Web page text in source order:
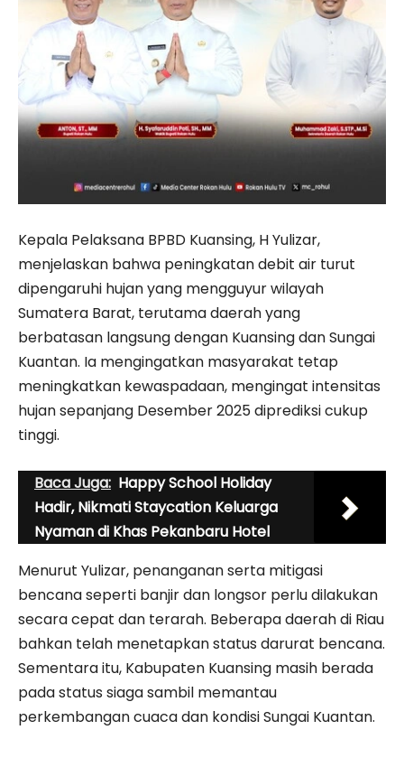
Kepala Pelaksana BPBD Kuansing, H Yulizar,
menjelaskan bahwa peningkatan debit air turut
dipengaruhi hujan yang mengguyur wilayah
Sumatera Barat, terutama daerah yang
berbatasan langsung dengan Kuansing dan Sungai
Kuantan. Ia mengingatkan masyarakat tetap
meningkatkan kewaspadaan, mengingat intensitas
hujan sepanjang Desember 2025 diprediksi cukup
tinggi.
Baca Juga: Happy School Holiday
Hadir, Nikmati Staycation Keluarga
Nyaman di Khas Pekanbaru Hotel
Menurut Yulizar, penanganan serta mitigasi
bencana seperti banjir dan longsor perlu dilakukan
secara cepat dan terarah. Beberapa daerah di Riau
bahkan telah menetapkan status darurat bencana.
Sementara itu, Kabupaten Kuansing masih berada
pada status siaga sambil memantau
perkembangan cuaca dan kondisi Sungai Kuantan.